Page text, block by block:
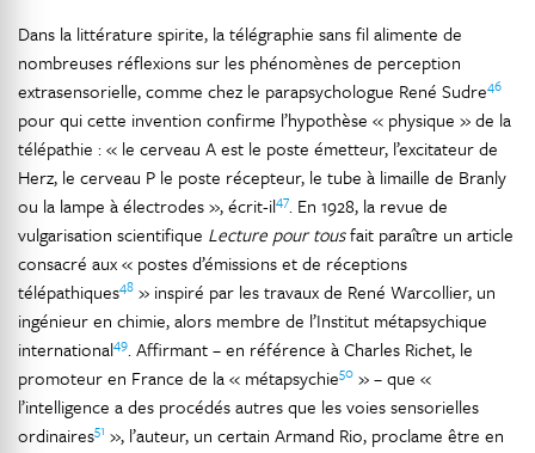
Dans la littérature spirite, la télégraphie sans fil alimente de
nombreuses réflexions sur les phénomènes de perception
extrasensorielle, comme chez le parapsychologue René Sudre46
pour qui cette invention confirme l’hypothèse « physique » de la
télépathie : « le cerveau A est le poste émetteur, l’excitateur de
Herz, le cerveau P le poste récepteur, le tube à limaille de Branly
ou la lampe à électrodes », écrit-il47. En 1928, la revue de
vulgarisation scientifique Lecture pour tousfait paraître un article
consacré aux « postes d’émissions et de réceptions
télépathiques48 » inspiré par les travaux de René Warcollier, un
ingénieur en chimie, alors membre de l’Institut métapsychique
international49. Affirmant – en référence à Charles Richet, le
promoteur en France de la « métapsychie50 » – que «
l’intelligence a des procédés autres que les voies sensorielles
ordinaires51 », l’auteur, un certain Armand Rio, proclame être en